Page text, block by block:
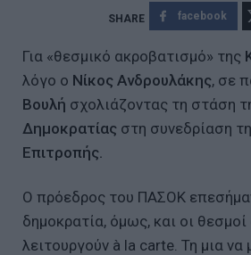
facebook
Για «θεσμικό ακροβατισμό» της
λόγο ο Νίκος Ανδρουλάκης, σε
Βουλή σχολιάζοντας τη στάση
Δημοκρατίας στη συνεδρίαση
Επιτροπής.
Ο πρόεδρος του ΠΑΣΟΚ
δημοκρατία, όμως, και οι
λειτουργούν à la carte. Τη μια να